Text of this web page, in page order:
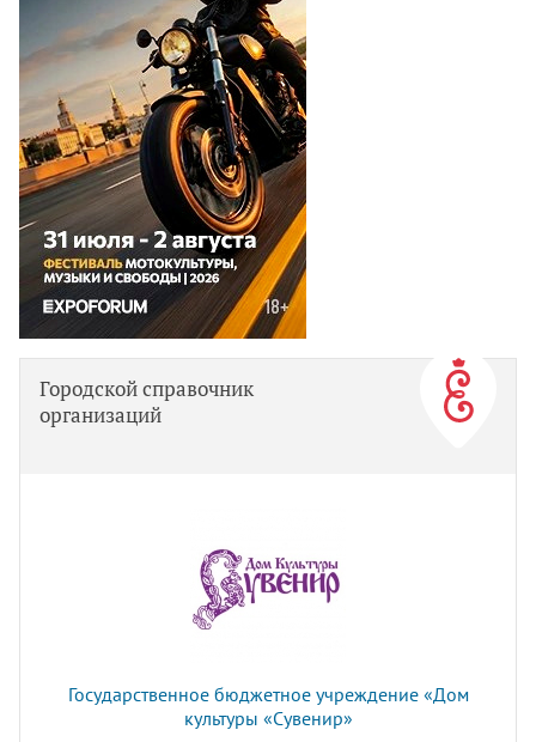
Городской справочник
организаций
Государственное бюджетное учреждение «Дом
культуры «Сувенир»